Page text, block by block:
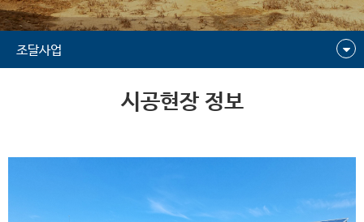
조달사업
시공현장 정보